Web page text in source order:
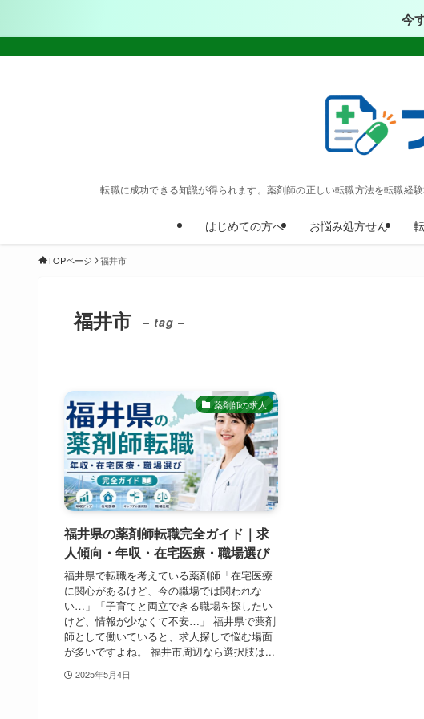
今
転職に成功できる知識が得られます。薬剤師の正しい転職方法を転職経
はじめての方へ お悩み処方せん
TOPページ 福井市
福井市 – tag –
薬剤師の求人
福井県の薬剤師転職完全ガイド｜求
人傾向・年収・在宅医療・職場選び
福井県で転職を考えている薬剤師「在宅医療
に関心があるけど、今の職場では関われな
い…」「子育てと両立できる職場を探したい
けど、情報が少なくて不安…」 福井県で薬剤
師として働いていると、求人探しで悩む場面
が多いですよね。 福井市周辺なら選択肢は...
2025年5月4日